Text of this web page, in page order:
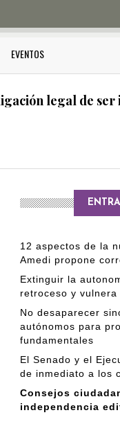
EVENTOS
legal de ser
garantizar
12 aspectos de la
Amedi propone
Extinguir la
retroceso y
No desaparecer
autónomos para
fundamentales
El Senado y el
de inmediato a los
Consejos
independencia